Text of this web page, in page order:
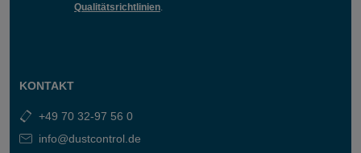
Qualitätsrichtlinien
KONTAKT
+49 70 32-97 56 0
info@dustcontrol.de